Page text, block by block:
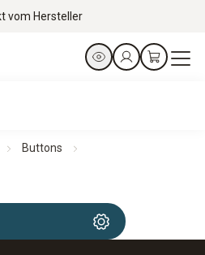
vom Hersteller
Buttons